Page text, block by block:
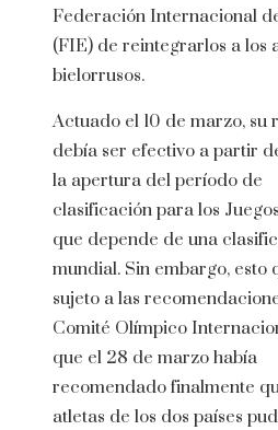
Federación Internacional
(FIE) de reintegrarlos a los
bielorrusos.
Actuado el 10 de marzo, su
debía ser efectivo a partir
la apertura del período de
clasificación para los
que depende de una
mundial. Sin embargo, esto
sujeto a las
Comité Olímpico
que el 28 de marzo había
recomendado finalmente
atletas de los dos países